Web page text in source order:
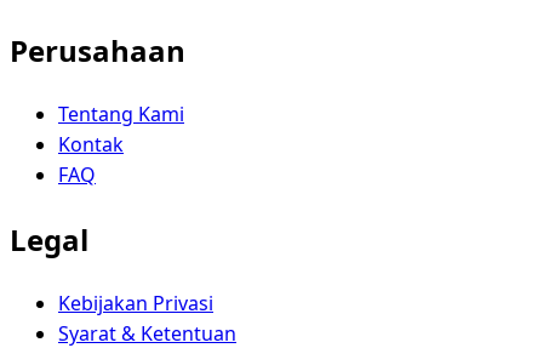
Perusahaan
Tentang Kami
Kontak
FAQ
Legal
Kebijakan Privasi
Syarat & Ketentuan